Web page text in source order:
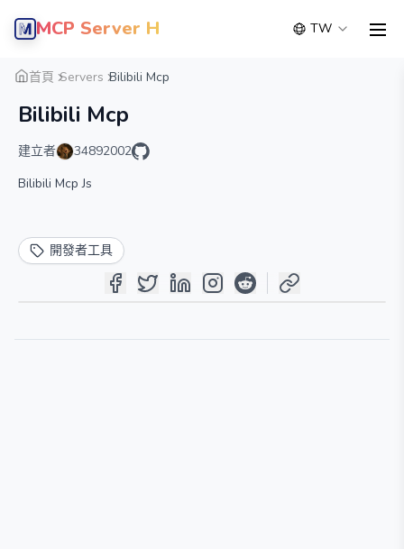
MCP Server Hub TW
首頁 Servers Bilibili Mcp
Bilibili Mcp
建立者
34892002
Bilibili Mcp Js
開發者工具
概覽